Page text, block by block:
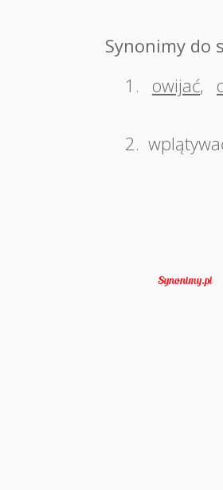
Synonimy do
1.
owijać,
2.